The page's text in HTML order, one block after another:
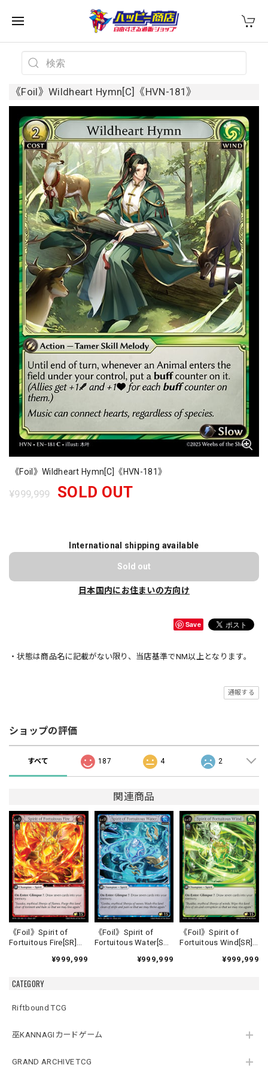
CATEGORY
Riftbound TCG
巫KANNAGIカードゲーム
GRAND ARCHIVE TCG
《Foil》Wildheart Hymn[C]《HVN-181》
《Foil》Wildheart Hymn[C]《HVN-181》
¥999,999 SOLD OUT
International shipping available
Sold out
日本国内にお住まいの方向け
Save
・状態は商品名に記載がない限り、当店基準でNM以上となります。
通報する
ショップの評価
すべて 187 4 2
関連商品
《Foil》Spirit of
Fortuitous Fire[SR]
¥999,999
《Foil》Spirit of
Fortuitous Water[SR]
¥999,999
《Foil》Spirit of
Fortuitous Wind[SR]
¥999,999